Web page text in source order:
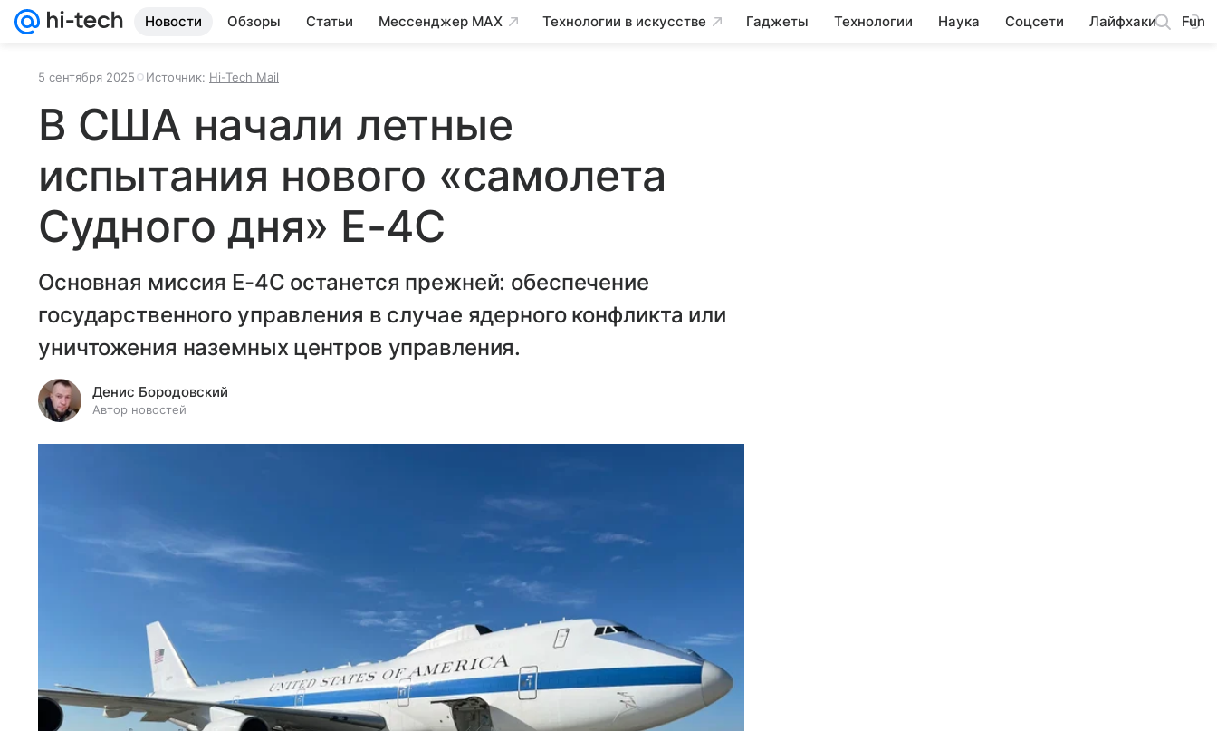
Новости Обзоры Статьи Мессенджер MAX Технологии в искусстве Гаджеты Технологии Наука Соцсети Лайфхаки Fun
5 сентября 2025 Источник: Hi-Tech Mail
В США начали летные
испытания нового «самолета
Судного дня» E-4C
Основная миссия E-4C останется прежней: обеспечение
государственного управления в случае ядерного конфликта или
уничтожения наземных центров управления.
Денис Бородовский
Автор новостей